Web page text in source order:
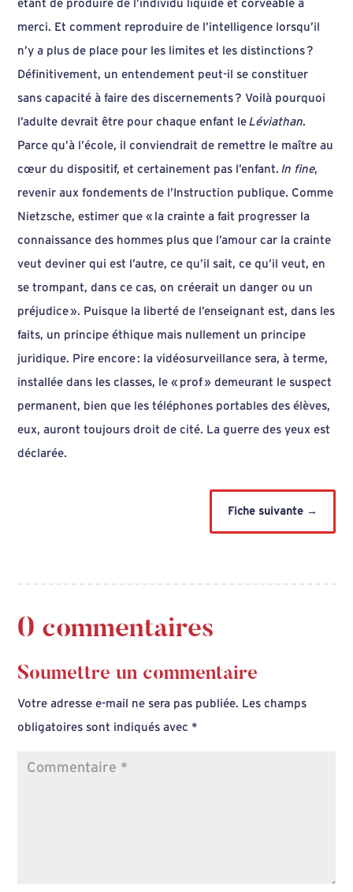
étant de produire de l’individu liquide et corvéable à
merci. Et comment reproduire de l’intelligence lorsqu’il
n’y a plus de place pour les limites et les distinctions ?
Définitivement, un entendement peut-il se constituer
sans capacité à faire des discernements ? Voilà pourquoi
l’adulte devrait être pour chaque enfant le Léviathan.
Parce qu’à l’école, il conviendrait de remettre le maître au
cœur du dispositif, et certainement pas l’enfant. In fine,
revenir aux fondements de l’Instruction publique. Comme
Nietzsche, estimer que « la crainte a fait progresser la
connaissance des hommes plus que l’amour car la crainte
veut deviner qui est l’autre, ce qu’il sait, ce qu’il veut, en
se trompant, dans ce cas, on créerait un danger ou un
préjudice ». Puisque la liberté de l’enseignant est, dans les
faits, un principe éthique mais nullement un principe
juridique. Pire encore : la vidéosurveillance sera, à terme,
installée dans les classes, le « prof » demeurant le suspect
permanent, bien que les téléphones portables des élèves,
eux, auront toujours droit de cité. La guerre des yeux est
déclarée.
Fiche suivante→
0 commentaires
Soumettre un commentaire
Votre adresse e-mail ne sera pas publiée. Les champs
obligatoires sont indiqués avec *